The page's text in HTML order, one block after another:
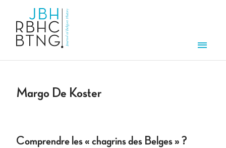
Margo De Koster
Comprendre les « chagrins des Belges » ?